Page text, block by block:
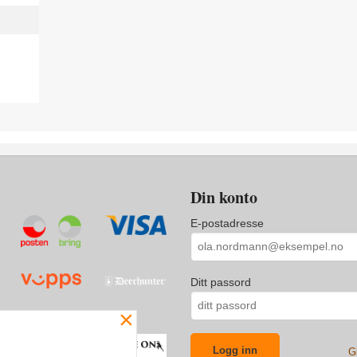
Din konto
E-postadresse
Ditt passord
×